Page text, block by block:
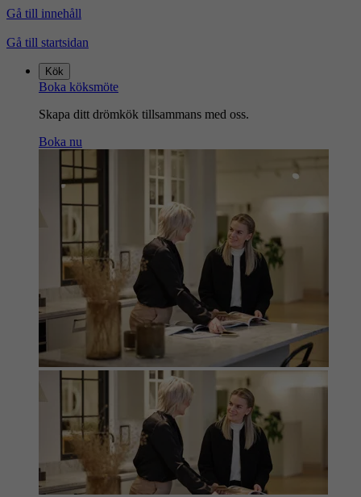
Gå till innehåll
Gå till startsidan
Kök
Boka köksmöte
Skapa ditt drömkök tillsammans med oss.
Boka nu